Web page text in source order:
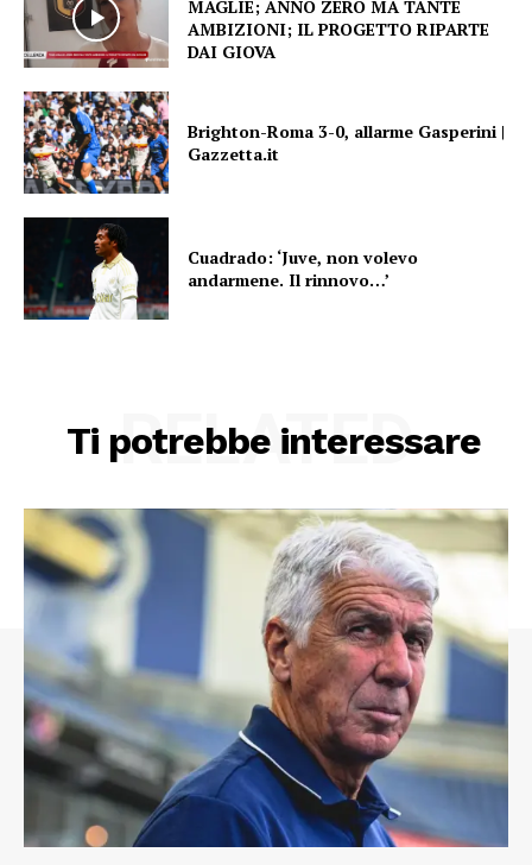
MAGLIE; ANNO ZERO MA TANTE
AMBIZIONI; IL PROGETTO RIPARTE
DAI GIOVA
Brighton-Roma 3-0, allarme Gasperini |
Gazzetta.it
Cuadrado: ‘Juve, non volevo
andarmene. Il rinnovo…’
Ti potrebbe interessare
RELATED